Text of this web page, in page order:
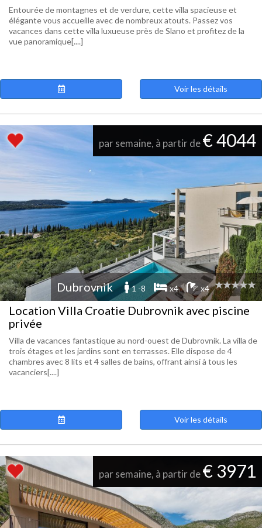
Entourée de montagnes et de verdure, cette villa spacieuse et
élégante vous accueille avec de nombreux atouts. Passez vos
vacances dans cette villa luxueuse près de Slano et profitez de la
vue panoramique[....]
Voir les détails
par semaine, à partir de€ 4044
Dubrovnik 1 -8 x4 x4
Location Villa Croatie Dubrovnik avec piscine
privée
Villa de vacances fantastique au nord-ouest de Dubrovnik. La villa de
trois étages et les jardins sont en terrasses. Elle dispose de 4
chambres avec 8 lits et 4 salles de bains, offrant ainsi à tous les
vacanciers[....]
Voir les détails
par semaine, à partir de€ 3971